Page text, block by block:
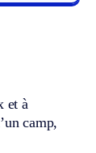
et à
camp,